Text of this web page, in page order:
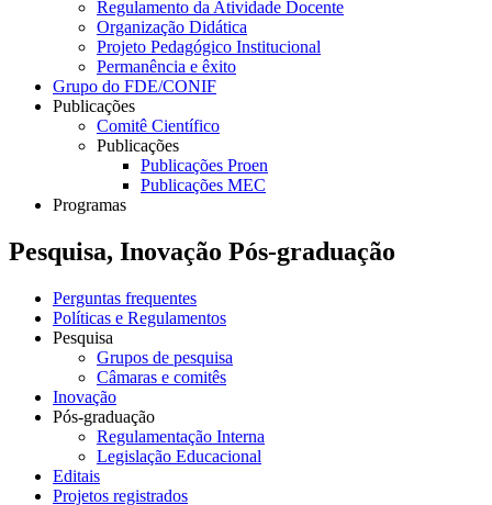
Regulamento da Atividade Docente
Organização Didática
Projeto Pedagógico Institucional
Permanência e êxito
Grupo do FDE/CONIF
Publicações
Comitê Científico
Publicações
Publicações Proen
Publicações MEC
Programas
Pesquisa, Inovação Pós-graduação
Perguntas frequentes
Políticas e Regulamentos
Pesquisa
Grupos de pesquisa
Câmaras e comitês
Inovação
Pós-graduação
Regulamentação Interna
Legislação Educacional
Editais
Projetos registrados